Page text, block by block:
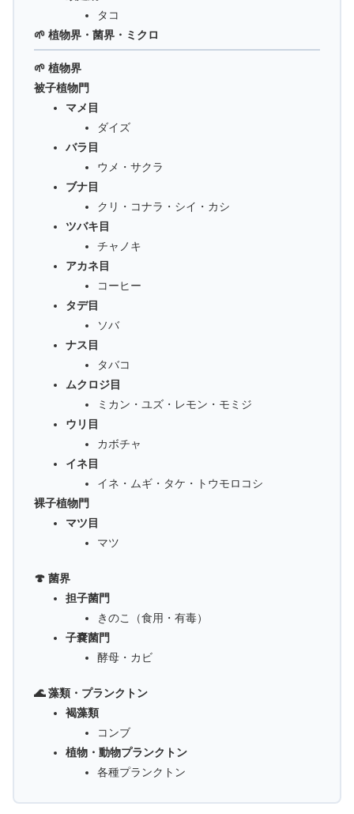
タコ
🌱 植物界・菌界・ミクロ
🌱 植物界
被子植物門
マメ目
ダイズ
バラ目
ウメ・サクラ
ブナ目
クリ・コナラ・シイ・カシ
ツバキ目
チャノキ
アカネ目
コーヒー
タデ目
ソバ
ナス目
タバコ
ムクロジ目
ミカン・ユズ・レモン・モミジ
ウリ目
カボチャ
イネ目
イネ・ムギ・タケ・トウモロコシ
裸子植物門
マツ目
マツ
🍄 菌界
担子菌門
きのこ（食用・有毒）
子嚢菌門
酵母・カビ
🌊 藻類・プランクトン
褐藻類
コンブ
植物・動物プランクトン
各種プランクトン